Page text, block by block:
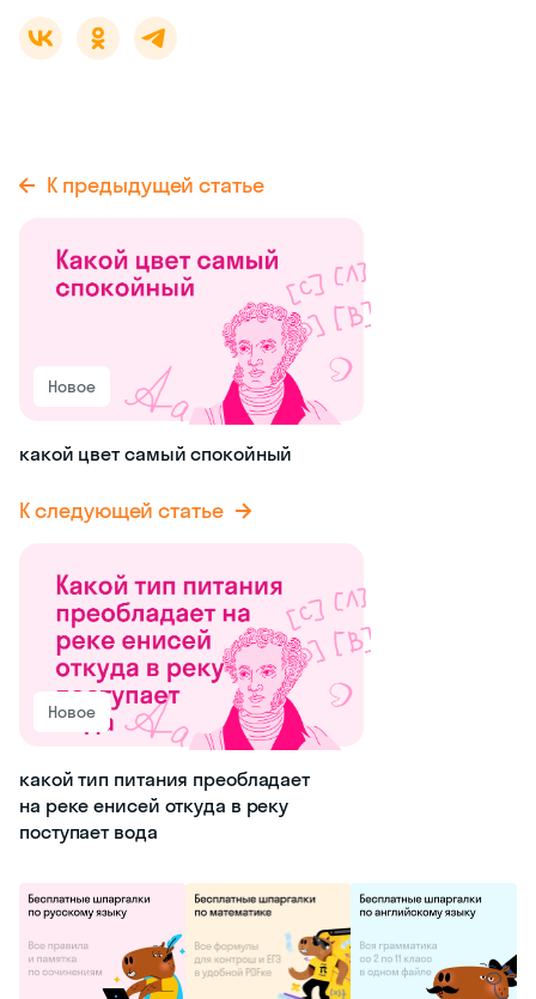
К предыдущей статье
Новое
какой цвет самый спокойный
К следующей статье
Новое
какой тип питания преобладает
на реке енисей откуда в реку
поступает вода